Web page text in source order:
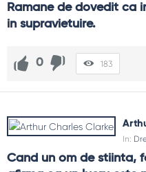
Ramane de dovedit ca
in supravietuire.
0 183
In:
Cand un om de stiinta,